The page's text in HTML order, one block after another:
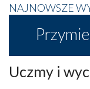
NAJNOWSZE
Uczmy i